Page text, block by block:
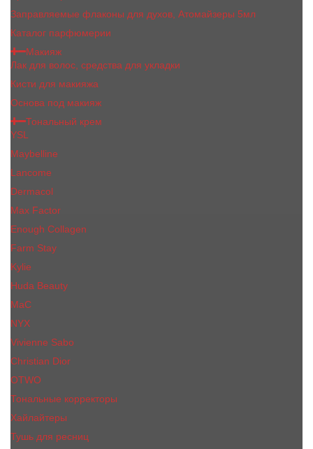
Заправляемые флаконы для духов, Атомайзеры 5мл
Каталог парфюмерии
Макияж
Лак для волос, средства для укладки
Кисти для макияжа
Основа под макияж
Тональный крем
YSL
Maybelline
Lancome
Dermacol
Max Factor
Enough Collagen
Farm Stay
Kylie
Huda Beauty
МаС
NYX
Vivienne Sabo
Сhristiаn Diоr
OTWO
Тональные корректоры
Хайлайтеры
Тушь для ресниц